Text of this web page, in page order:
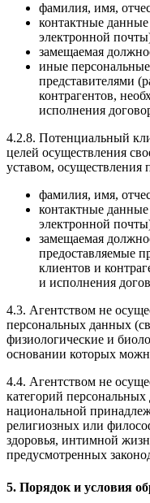
фамилия, имя,
контактные
электронной
замещаемая
иные
представителями
контрагентов,
исполнения
4.2.8. Потенциальный
целей осуществления
уставом, осуществления
фамилия, имя,
контактные
электронной
замещаемая
предоставляемые
клиентов и
и исполнения
4.3. Агентством не
персональных данных
физиологические и
основании которых
4.4. Агентством не
категорий
национальной
религиозных или
здоровья, интимной
предусмотренных
5. Порядок и условия